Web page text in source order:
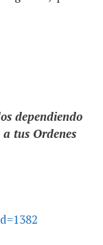
dependiendo
a tus Ordenes